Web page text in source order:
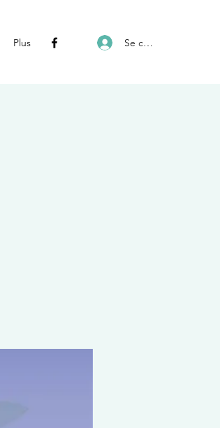
Plus Se connecter